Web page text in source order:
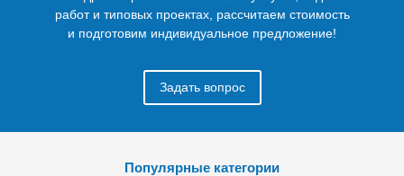
работ и типовых проектах, рассчитаем стоимость
и подготовим индивидуальное предложение!
Задать вопрос
Популярные категории